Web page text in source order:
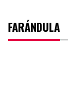
FARÁNDULA